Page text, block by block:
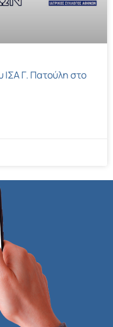
ΙΣΑ Γ. Πατούλη στο